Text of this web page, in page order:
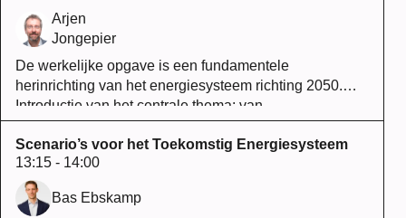
Arjen
Jongepier
De werkelijke opgave is een fundamentele
herinrichting van het energiesysteem richting 2050.
Introductie van het centrale thema: van
knelpuntdenken naar systeemdenken.
Scenario’s voor het Toekomstig Energiesysteem
13:15 - 14:00
Bas Ebskamp